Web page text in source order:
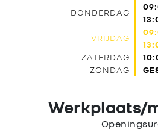
DONDERDAG
VRIJDAG
ZATERDAG
ZONDAG
Werkplaats/